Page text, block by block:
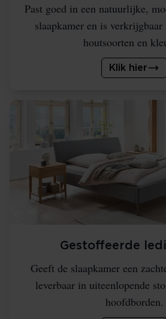
Past goed in een natuurlijke,
slaapkamer en is
houtsoorten en
Klik hier
Gestoffeerde
Geeft de slaapkamer een
leverbaar in uiteenlopende
hoofdborden.